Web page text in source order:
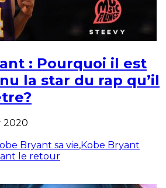
: Pourquoi il est
la star du rap qu’il
2020
Bryant sa vie,Kobe Bryant
le retour